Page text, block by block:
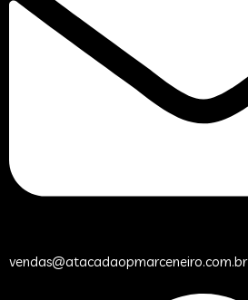
vendas@atacadaopmarceneiro.com.br